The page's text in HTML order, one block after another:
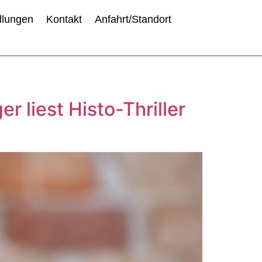
Kontakt Anfahrt/Standort
liest Histo-Thriller